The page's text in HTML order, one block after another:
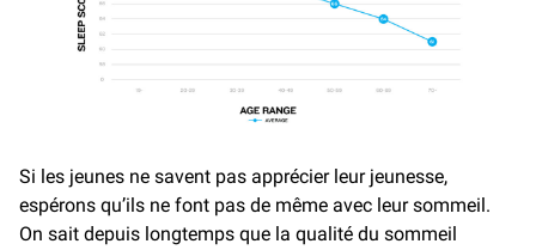
Si les jeunes ne savent pas apprécier leur jeunesse,
espérons qu’ils ne font pas de même avec leur sommeil.
On sait depuis longtemps que la qualité du sommeil